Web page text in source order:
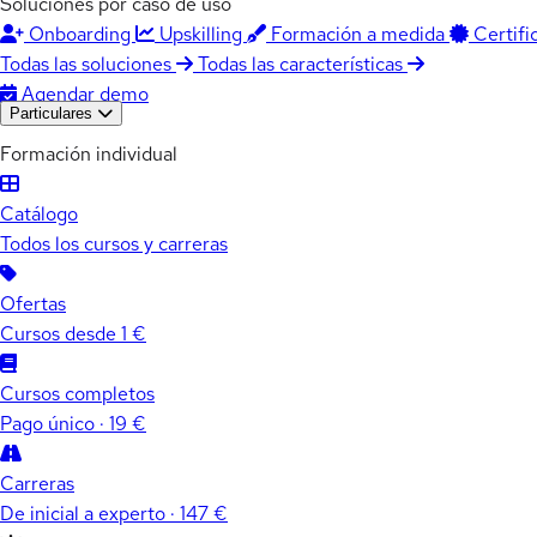
Onboarding
Upskilling Formación a medida
Todas las soluciones
Todas las características
Agendar demo
Particulares
Formación individual
Catálogo
Todos los cursos y carreras
Ofertas
Cursos desde 1 €
Cursos completos
Pago único · 19 €
Carreras
De inicial a experto · 147 €